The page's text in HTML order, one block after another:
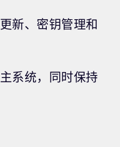
新、密钥管理和
系统，同时保持